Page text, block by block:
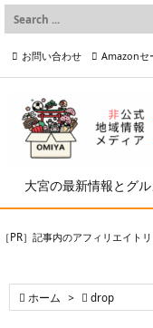
大宮の最新情報とグ
お問い合わせ Amazonセ
プライバシーポリシー等
［PR］記事内のアフィリエイト
 ホーム >  drop